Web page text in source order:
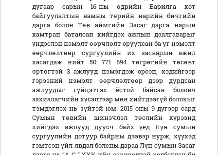
дугаар сарын 16-ны өдрийн Барилга хот
байгуулалтын яамны төрийн нарийн бичгийн
дарга болон Төв аймгийн Засаг дарга нарын
хамтран баталсан хийгдэх ажлын даалгаварыг
үндэслэн нэмэлт өөрчлөлт оруулсан ба уг нэмэлт
өөрчлөлтөөр сургуулийн их засварын ажил
хасагдаж нийт 50 771 694 төгрөгийн төсөвт
өртөгтэй 3 ажлууд нэмэгдэж орсон, хэдийгээр
гэрээний нэмэлт өөрчлөлтөөр дээр дурдсан
ажлуудыг гүйцэтгэх ёстой байсан боловч
захиалагчийн хүсэлтээр мөн хийгдээгүй болохыг
тэмдэглэх нь зүйтэй юм. 2015 оны 9 дүгээр сард
Сумын төвийн шинэчлэл төслийн хүрээнд
хийгдэх ажлууд дуусч байх үед Лүн сумын
сургуулийн дотуур байрны дээвэр нурж, хүүхэд
гэмтсэн үйл явдал болсны дараа Лүн сумын Засаг